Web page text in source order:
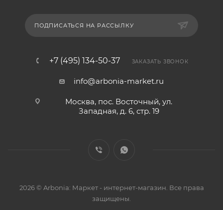
ПОДПИСАТЬСЯ НА РАССЫЛКУ
+7 (495) 134-50-37 ЗАКАЗАТЬ ЗВОНОК
info@arbonia-market.ru
Москва, пос. Восточный, ул.
Западная, д. 6, стр. 19
2026 © Arbonia: Маркет - интернет-магазин. Все права
защищены.